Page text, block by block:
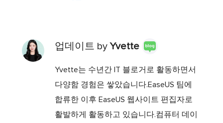
업데이트 byYvette
Yvette는 수년간 IT 블로거로 활동하면서
다양함 경험은 쌓았습니다.EaseUS 팀에
합류한 이후 EaseUS 웹사이트 편집자로
활발하게 활동하고 있습니다.컴퓨터 데이